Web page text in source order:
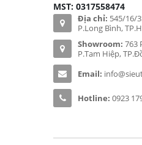
MST: 0317558474
Địa chỉ: 545/16/
P.Long Bình,
Showroom: 763
P.Tam Hiệp,
Email:
Hotline: 0923